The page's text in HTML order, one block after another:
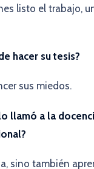
listo el trabajo,
hacer su tesis?
sus miedos.
llamó a la
sino también